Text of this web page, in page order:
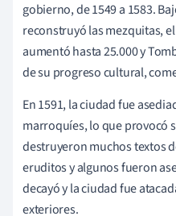
gobierno, de 1549 a 1583.
reconstruyó las mezquitas,
aumentó hasta 25.000 y
de su progreso cultural,
En 1591, la ciudad fue
marroquíes, lo que provocó
destruyeron muchos textos
eruditos y algunos fueron
decayó y la ciudad fue
exteriores.